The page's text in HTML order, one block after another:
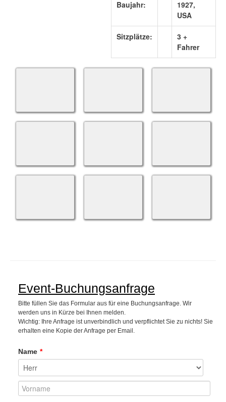
Baujahr:
1927,
USA
Sitzplätze:
3 +
Fahrer
Event-Buchungsanfrage
Bitte füllen Sie das Formular aus für eine Buchungsanfrage. Wir
werden uns in Kürze bei Ihnen melden.
Wichtig: Ihre Anfrage ist unverbindlich und verpflichtet Sie zu nichts! Sie
erhalten eine Kopie der Anfrage per Email.
Name *